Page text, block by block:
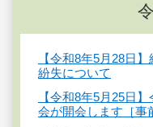
【令和8年5月28日
紛失について
【令和8年5月25日
会が開会します［事